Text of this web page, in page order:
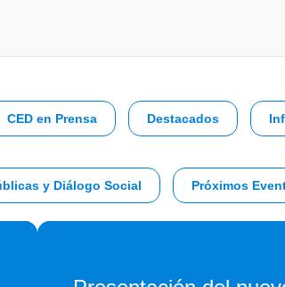
CED en Prensa Destacados
y Diálogo Social Próximos